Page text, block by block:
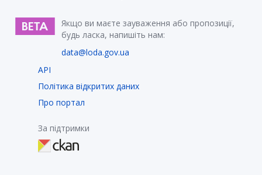
Якщо ви маєте зауваження або пропозиції,
будь ласка, напишіть нам:
data@loda.gov.ua
API
Політика відкритих даних
Про портал
За підтримки